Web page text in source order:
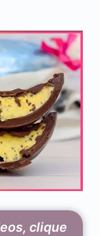
clique